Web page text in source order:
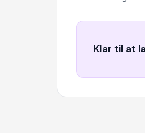
Klar til at